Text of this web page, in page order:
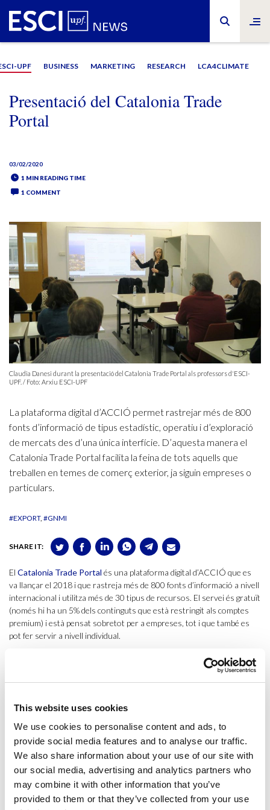
This website uses cookies
We use cookies to personalise content and ads, to
provide social media features and to analyse our traffic.
We also share information about your use of our site with
our social media, advertising and analytics partners who
may combine it with other information that you’ve
provided to them or that they’ve collected from your use
UPF BUSINESS MARKETING RESEARCH LCA4CLIMATE
Presentació del Catalonia Trade
Portal
03/02/2020
1 MIN READING TIME
1 COMMENT
Claudia Danesi durant la presentació del Catalonia Trade Portal als professors d'ESCI-
UPF. / Foto: Arxiu ESCI-UPF
La plataforma digital d’ACCIÓ permet rastrejar més de 800
fonts d’informació de tipus estadístic, operatiu i d’exploració
de mercats des d’una única interfície. D’aquesta manera el
Catalonia Trade Portal facilita la feina de tots aquells que
treballen en temes de comerç exterior, ja siguin empreses o
particulars.
#EXPORT #GNMI
SHARE IT:
El Catalonia Trade Portal és una plataforma digital d’ACCIÓ que es
va llançar el 2018 i que rastreja més de 800 fonts d’informació a nivell
internacional i utilitza més de 30 tipus de recursos. El servei és gratuït
(només hi ha un 5% dels continguts que està restringit als comptes
premium) i està pensat sobretot per a empreses, tot i que també es
pot fer servir a nivell individual.
Claudia Danesi, coordinadora gerent de les Oficines Tècniques i
Contractació Pública Internacional d’ACCIÓ, va explicar que l’eina
permet buscar la informació a partir de tres tipus de cerques: per HS
sistema prioritza el llistat de països per volum d’importació o
exportació i, dins de cada país, es despleguen una gran quantitat
d’indicadors. Aquests permeten veure informació de tipus estadístic,
operatiu i d’exploració de mercats. També s’hi poden consultar les
fitxes país.
A més, per donar suport a les empreses, Danesi va recalcar que allà
on no arriba el Catalonia Trade Portal, hi arriba el Catalonia Trade